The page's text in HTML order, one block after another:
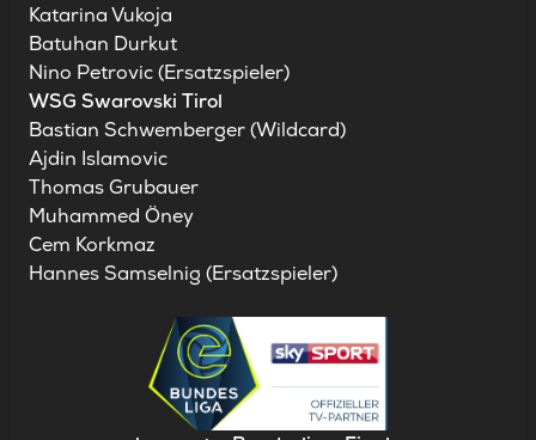
Katarina Vukoja
Batuhan Durkut
Nino Petrovic (Ersatzspieler)
WSG Swarovski Tirol
Bastian Schwemberger (Wildcard)
Ajdin Islamovic
Thomas Grubauer
Muhammed Öney
Cem Korkmaz
Hannes Samselnig (Ersatzspieler)